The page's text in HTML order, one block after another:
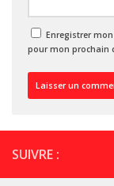
Enregistrer
pour mon prochain
SUIVRE :